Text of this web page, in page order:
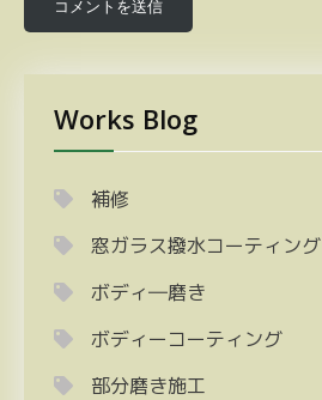
Works Blog
補修
窓ガラス撥水コーティング
ボディ―磨き
ボディーコーティング
部分磨き施工